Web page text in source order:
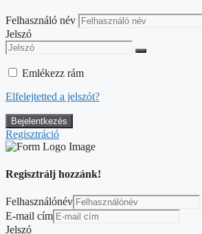
Felhasználó név
Jelszó
Emlékezz rám
Elfelejtetted a jelszót?
Regisztráció
Regisztrálj hozzánk!
Felhasználónév
E-mail cím
Jelszó